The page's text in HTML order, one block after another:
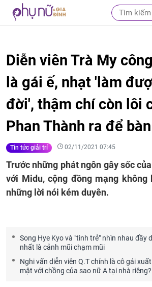
Diễn viên Trà My
là gái ế, nhạt 'làm
đời', thậm chí còn lôi
Phan Thành ra để
Tin tức giải trí 02/11/2021 07:45
Trước những phát ngôn gây sốc
với Midu, cộng đồng mạng không
những lời nói kém duyên.
Song Hye Kyo và "tình trẻ" nhìn nhau đầy
nhất là cảnh mũi chạm mũi
Nghi vấn diễn viên Q.T chính là cô gái
mật với chồng của sao nữ A tại nhà riêng?